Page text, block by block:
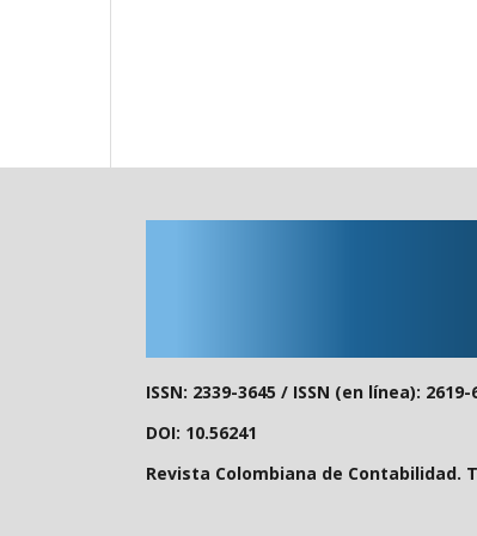
ISSN: 2339-3645 / ISSN (en línea): 2619-
DOI: 10.56241
Revista Colombiana de Contabilidad.